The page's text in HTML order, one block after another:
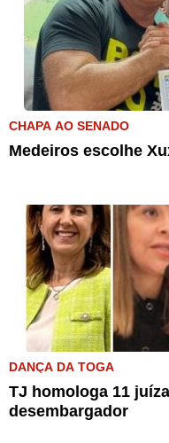
CHAPA AO SENADO
Medeiros escolhe
DANÇA DA TOGA
TJ homologa 11
desembargador